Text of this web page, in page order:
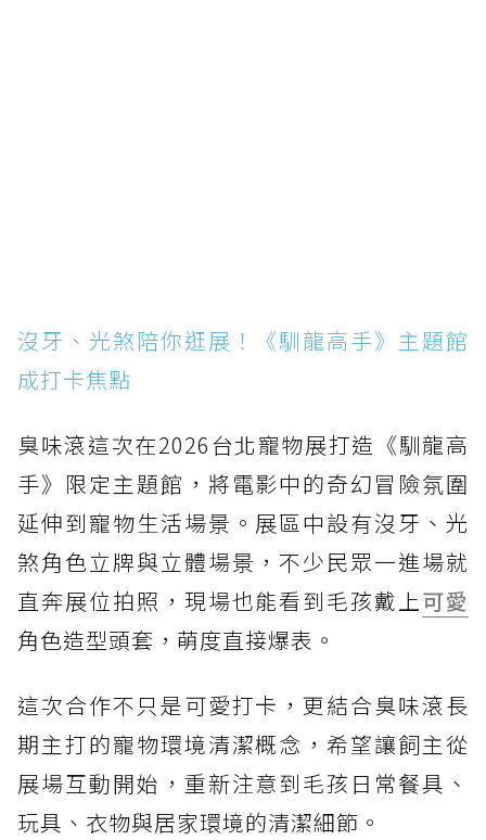
沒牙、光煞陪你逛展！《馴龍高手》主題館
成打卡焦點
臭味滾這次在2026台北寵物展打造《馴龍高
手》限定主題館，將電影中的奇幻冒險氛圍
延伸到寵物生活場景。展區中設有沒牙、光
煞角色立牌與立體場景，不少民眾一進場就
直奔展位拍照，現場也能看到毛孩戴上可愛
角色造型頭套，萌度直接爆表。
這次合作不只是可愛打卡，更結合臭味滾長
期主打的寵物環境清潔概念，希望讓飼主從
展場互動開始，重新注意到毛孩日常餐具、
玩具、衣物與居家環境的清潔細節。